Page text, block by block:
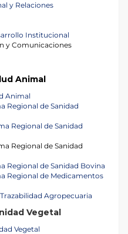
y Relaciones
Institucional
y Comunicaciones
Animal
Animal
Regional de Sanidad
Regional de Sanidad
Regional de Sanidad
Regional de Sanidad Bovina
Regional de Medicamentos
Agropecuaria
Vegetal
Vegetal